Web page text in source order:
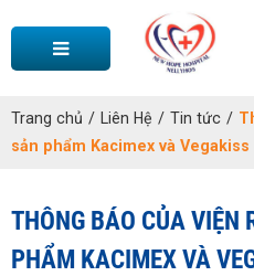
Trang chủ / Liên Hệ / Tin tức /
sản phẩm Kacimex và Vegakiss
THÔNG BÁO CỦA VIỆN
PHẨM KACIMEX VÀ